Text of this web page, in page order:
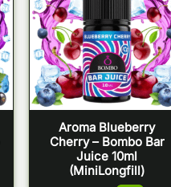
Aroma Blueberry
Cherry – Bombo Bar
Juice 10ml
(MiniLongfill)